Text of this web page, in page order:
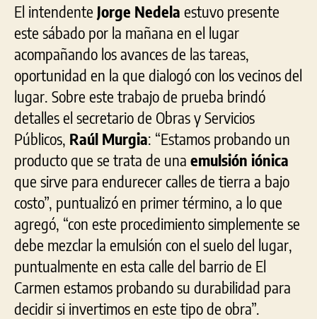
El intendente Jorge Nedela estuvo presente
este sábado por la mañana en el lugar
acompañando los avances de las tareas,
oportunidad en la que dialogó con los vecinos del
lugar. Sobre este trabajo de prueba brindó
detalles el secretario de Obras y Servicios
Públicos, Raúl Murgia: “Estamos probando un
producto que se trata de una emulsión iónica
que sirve para endurecer calles de tierra a bajo
costo”, puntualizó en primer término, a lo que
agregó, “con este procedimiento simplemente se
debe mezclar la emulsión con el suelo del lugar,
puntualmente en esta calle del barrio de El
Carmen estamos probando su durabilidad para
decidir si invertimos en este tipo de obra”.